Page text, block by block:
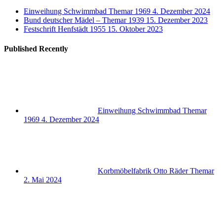
Einweihung Schwimmbad Themar 1969 4. Dezember 2024
Bund deutscher Mädel – Themar 1939 15. Dezember 2023
Festschrift Henfstädt 1955 15. Oktober 2023
Published Recently
Einweihung Schwimmbad Themar
1969 4. Dezember 2024
Korbmöbelfabrik Otto Räder Themar
2. Mai 2024